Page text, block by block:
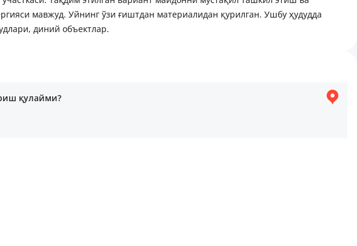
мавжуд. Уйнинг ўзи ғиштдан материалидан қурилган. Ушбу ҳудудда
диний объектлар.
қулайми?